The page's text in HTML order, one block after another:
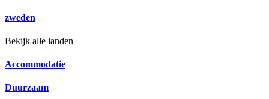
zweden
Bekijk alle landen
Accommodatie
Duurzaam